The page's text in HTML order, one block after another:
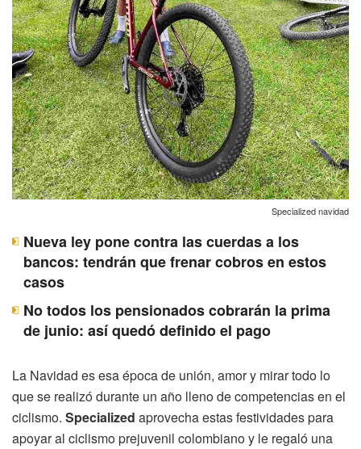
Specialized navidad
Nueva ley pone contra las cuerdas a los
bancos: tendrán que frenar cobros en estos
casos
No todos los pensionados cobrarán la prima
de junio: así quedó definido el pago
La Navidad es esa época de unión, amor y mirar todo lo
que se realizó durante un año lleno de competencias en el
ciclismo. Specialized aprovecha estas festividades para
apoyar al ciclismo prejuvenil colombiano y le regaló una